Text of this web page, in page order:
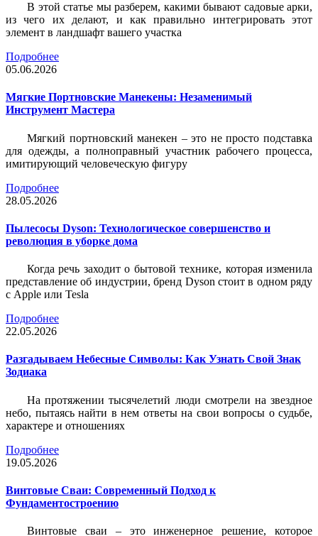
В этой статье мы разберем, какими бывают садовые арки,
из чего их делают, и как правильно интегрировать этот
элемент в ландшафт вашего участка
Подробнее
05.06.2026
Мягкие Портновские Манекены: Незаменимый
Инструмент Мастера
Мягкий портновский манекен – это не просто подставка
для одежды, а полноправный участник рабочего процесса,
имитирующий человеческую фигуру
Подробнее
28.05.2026
Пылесосы Dyson: Технологическое совершенство и
революция в уборке дома
Когда речь заходит о бытовой технике, которая изменила
представление об индустрии, бренд Dyson стоит в одном ряду
с Apple или Tesla
Подробнее
22.05.2026
Разгадываем Небесные Символы: Как Узнать Свой Знак
Зодиака
На протяжении тысячелетий люди смотрели на звездное
небо, пытаясь найти в нем ответы на свои вопросы о судьбе,
характере и отношениях
Подробнее
19.05.2026
Винтовые Сваи: Современный Подход к
Фундаментостроению
Винтовые сваи – это инженерное решение, которое